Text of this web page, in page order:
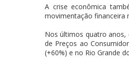
A crise econômica
movimentação financeira
Nos últimos quatro anos,
de Preços ao
(+60%) e no Rio Grande